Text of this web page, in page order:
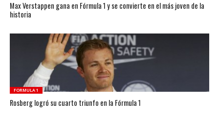
Max Verstappen gana en Fórmula 1 y se convierte en el más joven de la
historia
FORMULA 1
Rosberg logró su cuarto triunfo en la Fórmula 1